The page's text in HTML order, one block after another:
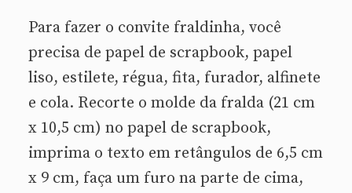
Para fazer o convite fraldinha, você
precisa de papel de scrapbook, papel
liso, estilete, régua, fita, furador, alfinete
e cola. Recorte o molde da fralda (21 cm
x 10,5 cm) no papel de scrapbook,
imprima o texto em retângulos de 6,5 cm
x 9 cm, faça um furo na parte de cima,